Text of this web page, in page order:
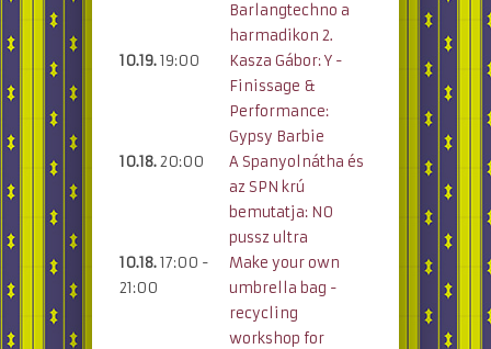
Barlangtechno a
harmadikon 2.
10.19.19:00
Kasza Gábor: Y -
Finissage &
Performance:
Gypsy Barbie
10.18.20:00
A Spanyolnátha és
az SPN krú
bemutatja: N0
pussz ultra
10.18.17:00 -
21:00
Make your own
umbrella bag -
recycling
workshop for